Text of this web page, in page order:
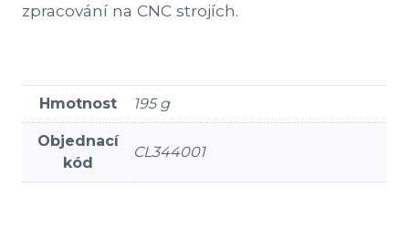
zpracování na CNC strojích.
Hmotnost 195 g
Objednací
kód
CL344001